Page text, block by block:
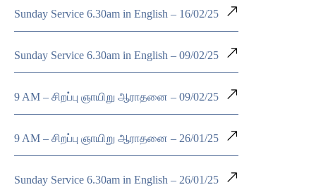
Sunday Service 6.30am in English – 16/02/25
Sunday Service 6.30am in English – 09/02/25
9 AM – சிறப்பு ஞாயிறு ஆராதனை – 09/02/25
9 AM – சிறப்பு ஞாயிறு ஆராதனை – 26/01/25
Sunday Service 6.30am in English – 26/01/25